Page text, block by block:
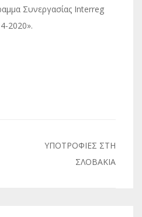
Συνεργασίας Interreg
2020».
ΥΠΟΤΡΟΦΙΕΣ ΣΤΗ
ΣΛΟΒΑΚΙΑ